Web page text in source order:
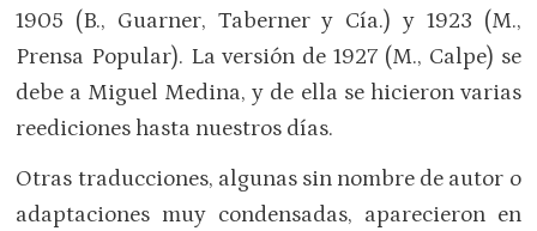
1905 (B., Guarner, Taberner y Cía.) y 1923 (M.,
Prensa Popular). La versión de 1927 (M., Calpe) se
debe a Miguel Medina, y de ella se hicieron varias
reediciones hasta nuestros días.
Otras traducciones, algunas sin nombre de autor o
adaptaciones muy condensadas, aparecieron en